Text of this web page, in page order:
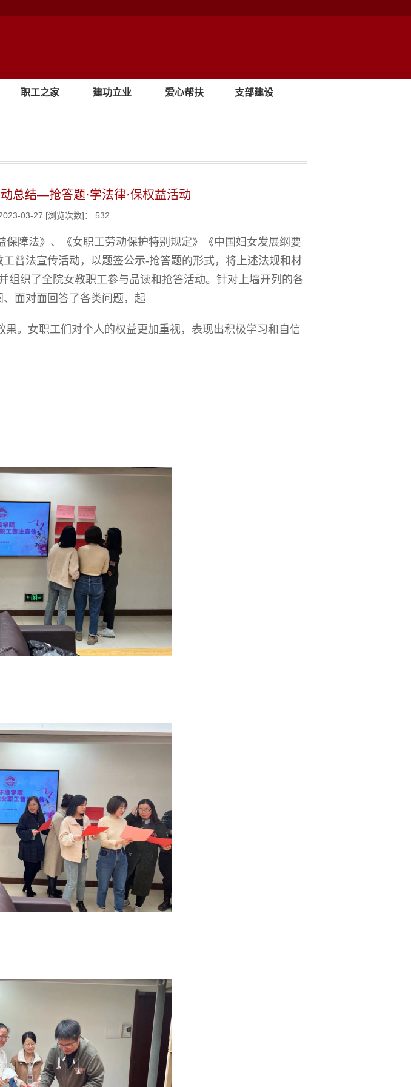
职工之家 建功立业 爱心帮扶 支部建设
总结—抢答题·学法律·保权益活动
03-27 [浏览次数]： 532
障法》、《女职工劳动保护特别规定》《中国妇女发展纲要
普法宣传活动，以题签公示-抢答题的形式，将上述法规和材
织了全院女教职工参与品读和抢答活动。针对上墙开列的各
面对面回答了各类问题，起
。女职工们对个人的权益更加重视，表现出积极学习和自信